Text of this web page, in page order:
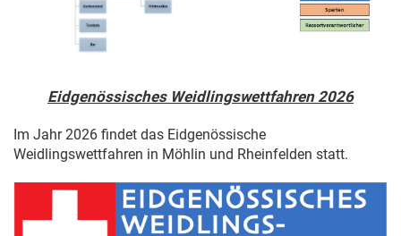
Eidgenössisches Weidlingswettfahren 2026
Im Jahr 2026 findet das Eidgenössische
Weidlingswettfahren in Möhlin und Rheinfelden statt.